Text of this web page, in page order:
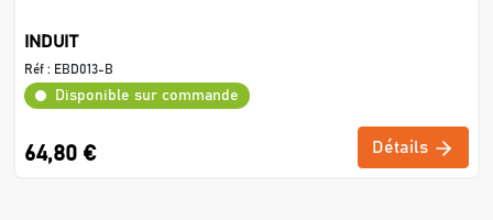
INDUIT
Réf : EBD013-B
Disponible sur commande
64,80 € Détails